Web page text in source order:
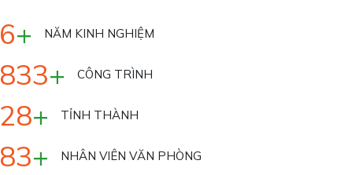
6+ NĂM KINH NGHIỆM
900+ CÔNG TRÌNH
30+ TỈNH THÀNH
90+ NHÂN VIÊN VĂN PHÒNG